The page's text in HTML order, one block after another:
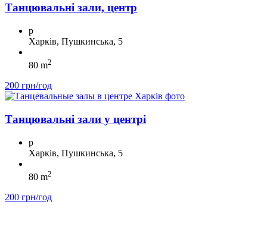
Танцювальні зали, центр
p
Харків, Пушкинська, 5
80 m2
200 грн/год
Танцювальні зали у центрі
p
Харків, Пушкинська, 5
80 m2
200 грн/год